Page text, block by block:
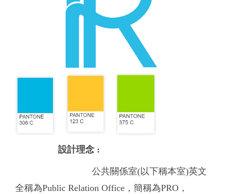
設計理念 :
公共關係室(以下稱本室)英文
全稱為Public Relation Office，簡稱為PRO，